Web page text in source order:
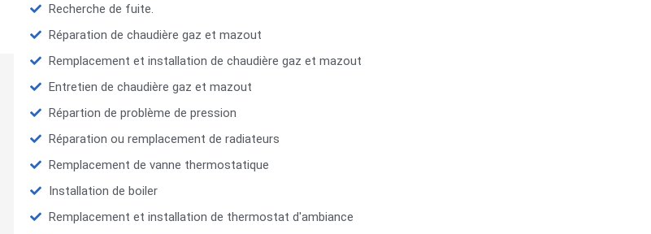
Recherche de fuite.
Réparation de chaudière gaz et mazout
Remplacement et installation de chaudière gaz et mazout
Entretien de chaudière gaz et mazout
Répartion de problème de pression
Réparation ou remplacement de radiateurs
Remplacement de vanne thermostatique
Installation de boiler
Remplacement et installation de thermostat d'ambiance